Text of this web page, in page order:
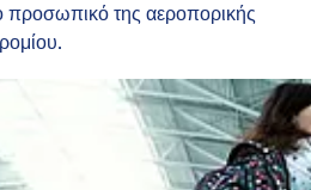
προσωπικό της αεροπορικής